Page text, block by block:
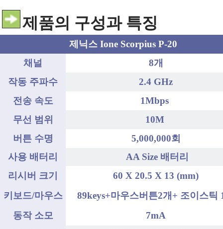
제품의 구성과 특징
제닉스 Ione Scorpius P-20
채널
8개
작동 주파수
2.4 GHz
전송 속도
1Mbps
무선 범위
10M
버튼 수명
5,000,000회
사용 배터리
AA Size 배터리
리시버 크기
60 X 20.5 X 13 (mm)
키보드/마우스
89keys+마우스버튼2개+ 조이스틱
동작 소모
7mA